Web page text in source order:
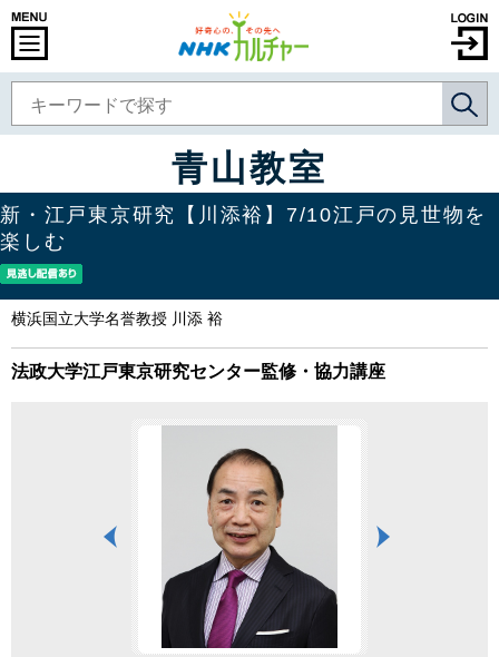
青山教室
新・江戸東京研究【川添裕】7/10江戸の見世物を
楽しむ
横浜国立大学名誉教授 川添 裕
法政大学江戸東京研究センター監修・協力講座